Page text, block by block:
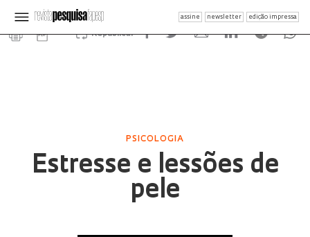
assine newsletter edição impressa
Republicar
PSICOLOGIA
Estresse e lessões de
pele